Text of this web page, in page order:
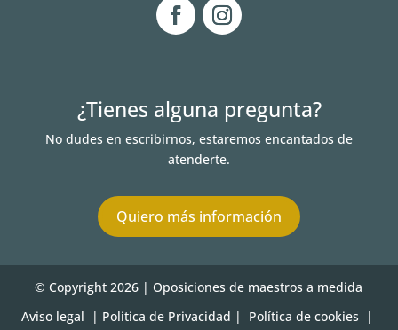
¿Tienes alguna pregunta?
No dudes en escribirnos, estaremos encantados de
atenderte.
Quiero más información
© Copyright 2026 | Oposiciones de maestros a medida
Aviso legal
| Politica de Privacidad | Política de cookies
|